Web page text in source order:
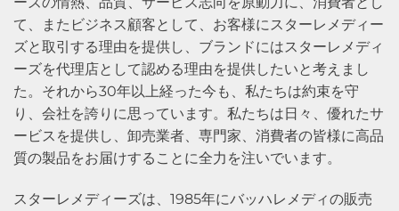
て、またビジネス顧客として、お客様にスターレメディー
ズと取引する理由を提供し、ブランドにはスターレメディ
ーズを代理店として認める理由を提供したいと考えまし
た。それから30年以上経った今も、私たちは約束を守
り、会社を誇りに思っています。私たちは日々、優れたサ
ービスを提供し、卸売業者、専門家、消費者の皆様に高品
質の製品をお届けすることに全力を注いでいます。
スターレメディーズは、1985年にバッハレメディの販売